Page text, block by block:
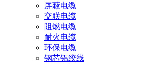
屏蔽电缆
交联电缆
阻燃电缆
耐火电缆
环保电缆
钢芯铝绞线